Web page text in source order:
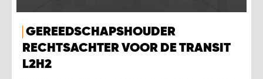
GEREEDSCHAPSHOUDER
RECHTSACHTER VOOR DE TRANSIT
L2H2
WORK SYSTEM SIMPELVELD
WORK SYSTEM UITHOORN